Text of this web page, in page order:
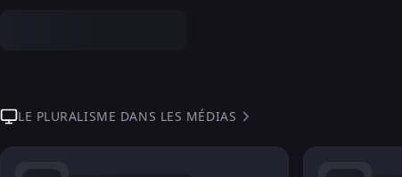
LE PLURALISME DANS LES MÉDIAS